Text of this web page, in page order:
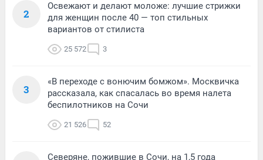
2
Освежают и делают моложе: лучшие стрижки
для женщин после 40 — топ стильных
вариантов от стилиста
25 572 3
3
«В переходе с вонючим бомжом». Москвичка
рассказала, как спасалась во время налета
беспилотников на Сочи
21 526 52
Северяне, пожившие в Сочи, на 1,5 года